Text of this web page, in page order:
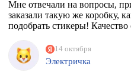
Мне отвечали на вопросы,
заказали такую же коробку,
подобрать стикеры!
14 октября
Электричка